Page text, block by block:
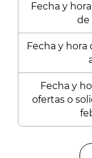
Fecha y
de
Fecha y hora
Fecha y
ofertas o